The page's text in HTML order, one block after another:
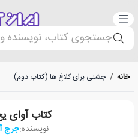
دسته‌بندی
جستجوی کتاب، نویسنده
خانه / جشنی برای کلاغ ها (کتاب دوم)
کتاب آوای
نویسنده:جرج